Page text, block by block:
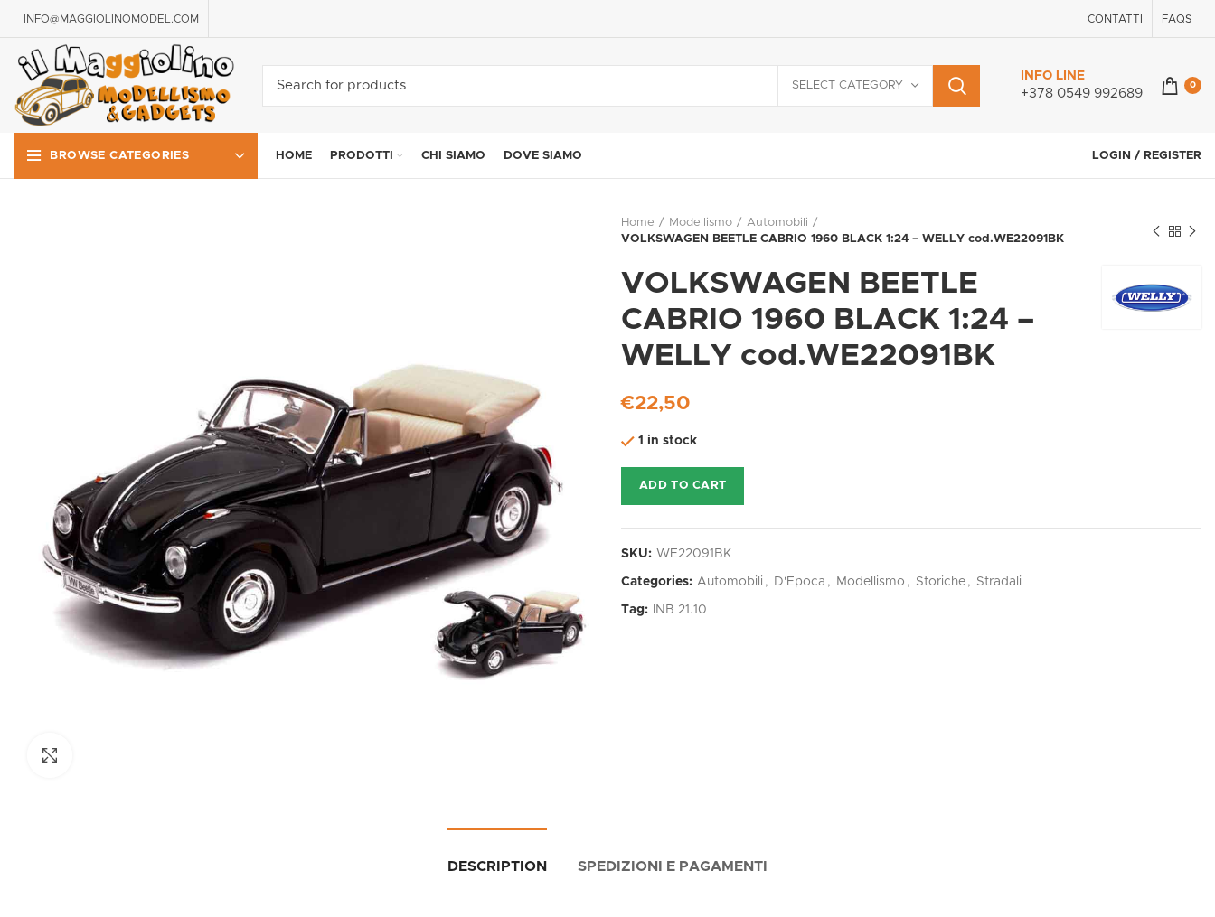
INFO@MAGGIOLINOMODEL.COM CONTATTI FAQS
SELECT CATEGORY
INFO LINE
+378 0549 992689
0
BROWSE CATEGORIES HOME PRODOTTI CHI SIAMO DOVE SIAMO LOGIN / REGISTER
Home Modellismo
Automobili
VOLKSWAGEN BEETLE CABRIO 1960 BLACK 1:24 – WELLY cod.WE22091BK
VOLKSWAGEN BEETLE
CABRIO 1960 BLACK 1:24 –
WELLY cod.WE22091BK
€22,50
1 in stock
ADD TO CART
SKU: WE22091BK
Categories: Automobili , D'Epoca , Modellismo , Storiche , Stradali
Tag: INB 21.10
DESCRIPTION SPEDIZIONI E PAGAMENTI